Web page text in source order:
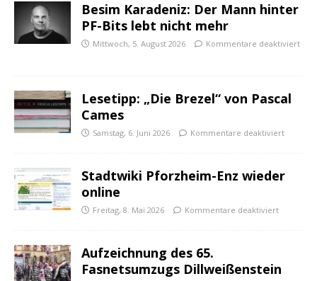
Besim Karadeniz: Der Mann hinter
PF-Bits lebt nicht mehr
Mittwoch, 5. August 2026 Kommentare deaktiviert
Lesetipp: „Die Brezel“ von Pascal
Cames
Samstag, 6. Juni 2026 Kommentare deaktiviert
Stadtwiki Pforzheim-Enz wieder
online
Freitag, 8. Mai 2026 Kommentare deaktiviert
Aufzeichnung des 65.
Fasnetsumzugs Dillweißenstein